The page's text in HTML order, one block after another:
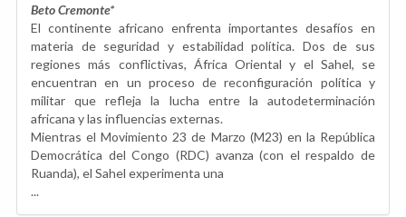
Beto Cremonte*
El continente africano enfrenta importantes desafíos en
materia de seguridad y estabilidad política. Dos de sus
regiones más conflictivas, África Oriental y el Sahel, se
encuentran en un proceso de reconfiguración política y
militar que refleja la lucha entre la autodeterminación
africana y las influencias externas.
Mientras el Movimiento 23 de Marzo (M23) en la República
Democrática del Congo (RDC) avanza (con el respaldo de
Ruanda), el Sahel experimenta una
...